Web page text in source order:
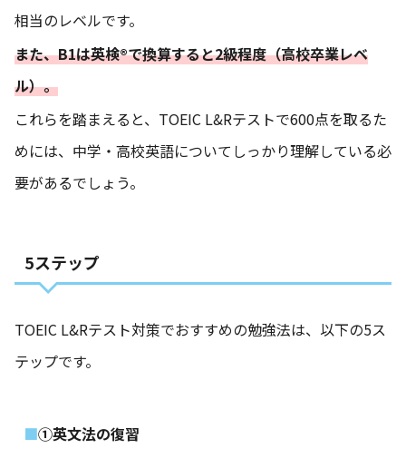
相当のレベルです。
また、B1は英検®で換算すると2級程度（高校卒業レベ
ル）。
これらを踏まえると、TOEIC L&Rテストで600点を取るた
めには、中学・高校英語についてしっかり理解している必
要があるでしょう。
5ステップ
TOEIC L&Rテスト対策でおすすめの勉強法は、以下の5ス
テップです。
①英文法の復習